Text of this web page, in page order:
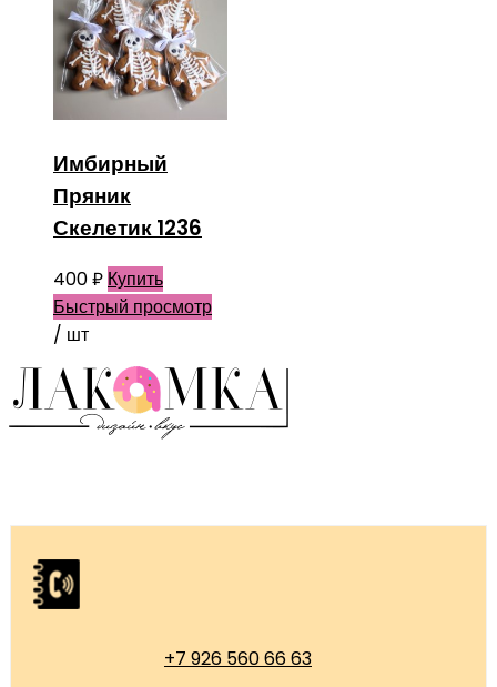
Имбирный
Пряник
Скелетик 1236
400₽ Купить
Быстрый просмотр
/ шт
+7 926 560 66 63